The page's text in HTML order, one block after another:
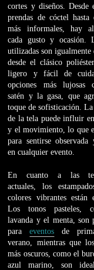
cortes y diseños. Desde
prendas de cóctel hasta
más informales, hay
cada gusto y ocasión.
utilizadas son igualmente
desde el clásico
ligero y fácil de
opciones más lujosas
satén y la gasa, que
toque de sofisticación.
de la tela puede influir
y el movimiento, lo que
para sentirse observada
en cualquier evento.
En cuanto a las
actuales, los
colores vibrantes están
Los tonos pasteles,
lavanda y el menta, son
paraeventos de
verano, mientras que
más oscuros, como el
azul marino, son